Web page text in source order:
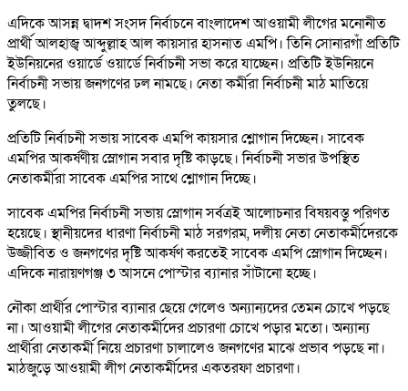
এদিকে আসন্ন দ্বাদশ সংসদ নির্বাচনে বাংলাদেশ আওয়ামী লীগের মনোনীত
প্রার্থী আলহাজ্ব আব্দুল্লাহ আল কায়সার হাসনাত এমপি। তিনি সোনারগাঁ প্রতিটি
ইউনিয়নের ওয়ার্ডে ওয়ার্ডে নির্বাচনী সভা করে যাচ্ছেন। প্রতিটি ইউনিয়নে
নির্বাচনী সভায় জনগণের ঢল নামছে। নেতা কর্মীরা নির্বাচনী মাঠ মাতিয়ে
তুলছে।
প্রতিটি নির্বাচনী সভায় সাবেক এমপি কায়সার শ্লোগান দিচ্ছেন। সাবেক
এমপির আকর্ষণীয় স্লোগান সবার দৃষ্টি কাড়ছে। নির্বাচনী সভার উপস্থিত
নেতাকর্মীরা সাবেক এমপির সাথে শ্লোগান দিচ্ছে।
সাবেক এমপির নির্বাচনী সভায় স্লোগান সর্বত্রই আলোচনার বিষয়বস্তু পরিণত
হয়েছে। স্থানীয়দের ধারণা নির্বাচনী মাঠ সরগরম, দলীয় নেতা নেতাকর্মীদেরকে
উজ্জীবিত ও জনগণের দৃষ্টি আকর্ষণ করতেই সাবেক এমপি স্লোগান দিচ্ছেন।
এদিকে নারায়ণগঞ্জ ৩ আসনে পোস্টার ব্যানার সাঁটানো হচ্ছে।
নৌকা প্রার্থীর পোস্টার ব্যানার ছেয়ে গেলেও অন্যান্যদের তেমন চোখে পড়ছে
না। আওয়ামী লীগের নেতাকর্মীদের প্রচারণা চোখে পড়ার মতো। অন্যান্য
প্রার্থীরা নেতাকর্মী নিয়ে প্রচারণা চালালেও জনগণের মাঝে প্রভাব পড়ছে না।
মাঠজুড়ে আওয়ামী লীগ নেতাকর্মীদের একতরফা প্রচারণা।